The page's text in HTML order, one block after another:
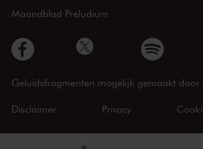
Maandblad Preludium
Geluidsfragmenten mogelijk gemaakt door
Disclaimer Privacy